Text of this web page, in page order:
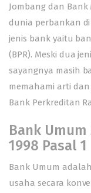
Jombang dan
dunia perbankan
jenis bank yaitu
(BPR). Meski dua
sayangnya masih
memahami arti
Bank Perkreditan
Bank Umum
1998 Pasal 1
Bank Umum
usaha secara